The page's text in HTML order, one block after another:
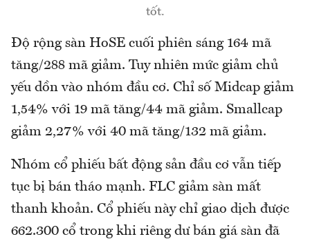
tốt.
Độ rộng sàn HoSE cuối phiên sáng 164 mã
tăng/288 mã giảm. Tuy nhiên mức giảm chủ
yếu dồn vào nhóm đầu cơ. Chỉ số Midcap giảm
1,54% với 19 mã tăng/44 mã giảm. Smallcap
giảm 2,27% với 40 mã tăng/132 mã giảm.
Nhóm cổ phiếu bất động sản đầu cơ vẫn tiếp
tục bị bán tháo mạnh. FLC giảm sàn mất
thanh khoản. Cổ phiếu này chỉ giao dịch được
662.300 cổ trong khi riêng dư bán giá sàn đã